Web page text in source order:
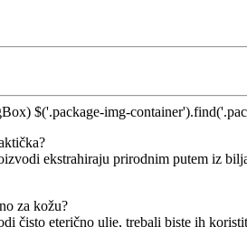
$('.package-img-
ekstrahiraju prirodnim putem iz
za kožu?
čisto eterično ulje, trebali biste ih